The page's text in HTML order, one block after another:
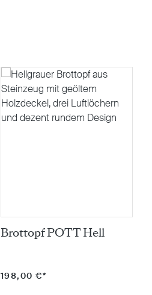
Brottopf POTT Hell
198,00 €*